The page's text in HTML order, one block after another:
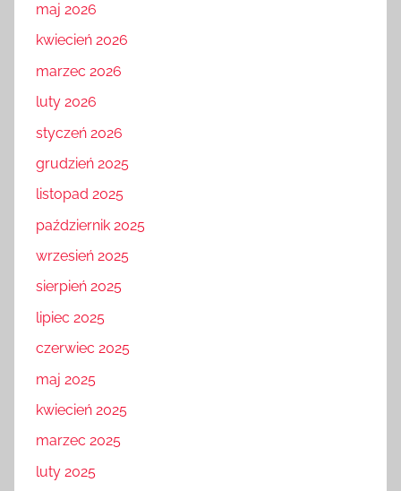
maj 2026
kwiecień 2026
marzec 2026
luty 2026
styczeń 2026
grudzień 2025
listopad 2025
październik 2025
wrzesień 2025
sierpień 2025
lipiec 2025
czerwiec 2025
maj 2025
kwiecień 2025
marzec 2025
luty 2025